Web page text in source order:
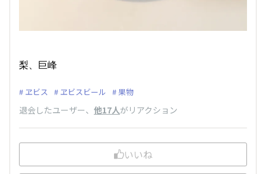
梨、巨峰
ヱビス ヱビスビール 果物
退会したユーザー、 他17人がリアクション
いいね